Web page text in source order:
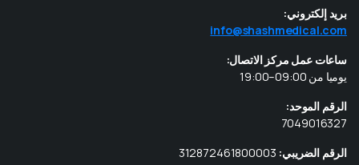
بريد إلكتروني:
info@shashmedical.com
ساعات عمل مركز الاتصال:
يوميا من 09:00–19:00
الرقم الموحد:
7049016327
الرقم الضريبي: